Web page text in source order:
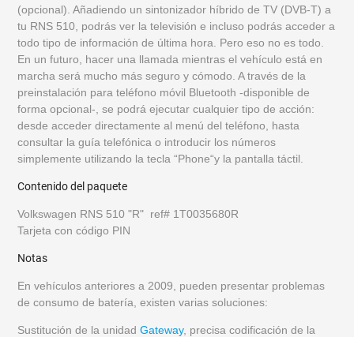
(opcional). Añadiendo un sintonizador híbrido de TV (DVB-T) a
tu RNS 510, podrás ver la televisión e incluso podrás acceder a
todo tipo de información de última hora. Pero eso no es todo.
En un futuro, hacer una llamada mientras el vehículo está en
marcha será mucho más seguro y cómodo. A través de la
preinstalación para teléfono móvil Bluetooth -disponible de
forma opcional-, se podrá ejecutar cualquier tipo de acción:
desde acceder directamente al menú del teléfono, hasta
consultar la guía telefónica o introducir los números
simplemente utilizando la tecla “Phone“y la pantalla táctil.
Contenido del paquete
Volkswagen RNS 510 "R" ref# 1T0035680R
Tarjeta con código PIN
Notas
En vehículos anteriores a 2009, pueden presentar problemas
de consumo de batería, existen varias soluciones:
Sustitución de la unidadGateway, precisa codificación de la